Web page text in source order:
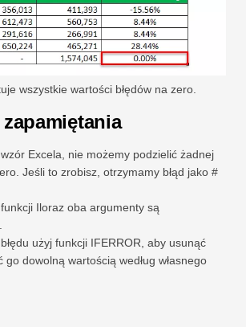
wszystkie wartości błędów na zero.
Excela, nie możemy podzielić żadnej
Jeśli to zrobisz, otrzymamy błąd jako #
Iloraz oba argumenty są
użyj funkcji IFERROR, aby usunąć
go dowolną wartością według własnego